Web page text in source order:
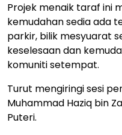
Projek menaik taraf ini
kemudahan sedia ada
parkir, bilik mesyuarat
keselesaan dan
komuniti setempat.
Turut mengiringi sesi
Muhammad Haziq bin
Puteri.